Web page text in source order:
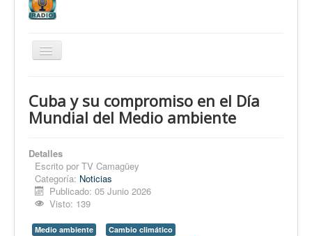
Cambiar
Nuevitas
Conozca Nuevitas
Fotorreportaje
Opinión
En audio
Cuba y su compromiso en el Día
Mundial del Medio ambiente
Detalles
Escrito por TV Camagüey
Categoría: Noticias
Publicado: 05 Junio 2026
Visto: 139
Medio ambiente
Cambio climático